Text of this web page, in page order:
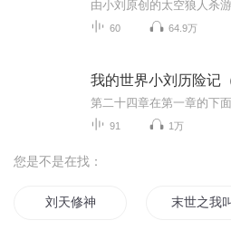
60 64.9万
我的世界小刘历险记
91 1万
您是不是在找：
刘天修神 末世之我